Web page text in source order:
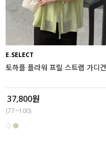
E.SELECT
토하플 플라워 프릴 스트랩 가디건
37,800원
(77~100)